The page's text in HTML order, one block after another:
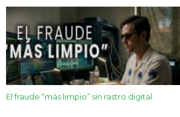
El fraude “más limpio” sin rastro digital